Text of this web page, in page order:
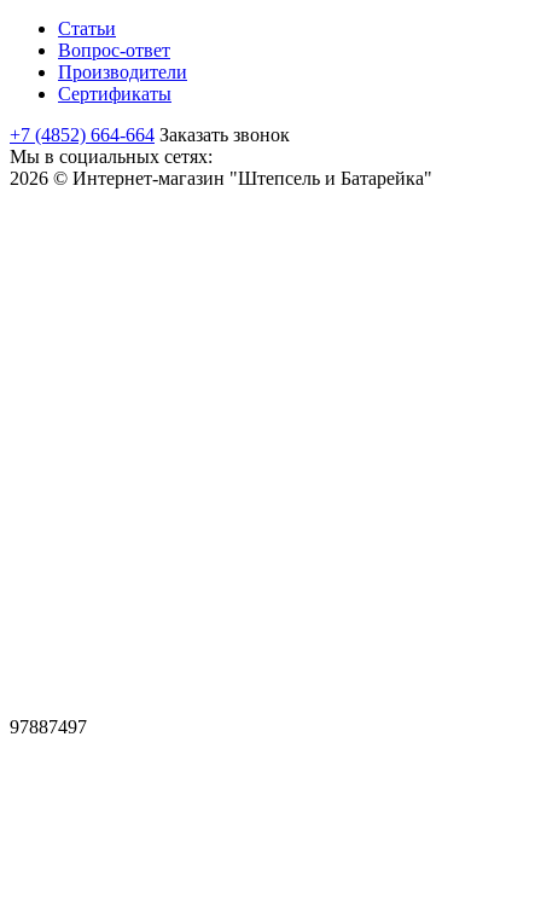
Статьи
Вопрос-ответ
Производители
Сертификаты
+7 (4852) 664-664 Заказать звонок
Мы в социальных сетях:
2026 © Интернет-магазин "Штепсель и Батарейка"
97887497